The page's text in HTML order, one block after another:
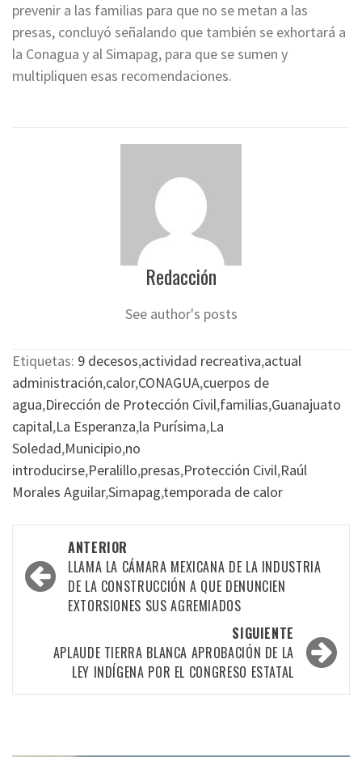
prevenir a las familias para que no se metan a las
presas, concluyó señalando que también se exhortará a
la Conagua y al Simapag, para que se sumen y
multipliquen esas recomendaciones.
Redacción
See author's posts
Etiquetas: 9 decesos,actividad recreativa,actual
administración,calor,CONAGUA,cuerpos de
agua,Dirección de Protección Civil,familias,Guanajuato
capital,La Esperanza,la Purísima,La
Soledad,Municipio,no
introducirse,Peralillo,presas,Protección Civil,Raúl
Morales Aguilar,Simapag,temporada de calor
Navegación
por
las
ANTERIOR
LLAMA LA CÁMARA MEXICANA DE LA INDUSTRIA
DE LA CONSTRUCCIÓN A QUE DENUNCIEN
EXTORSIONES SUS AGREMIADOS
SIGUIENTE
APLAUDE TIERRA BLANCA APROBACIÓN DE LA
LEY INDÍGENA POR EL CONGRESO ESTATAL